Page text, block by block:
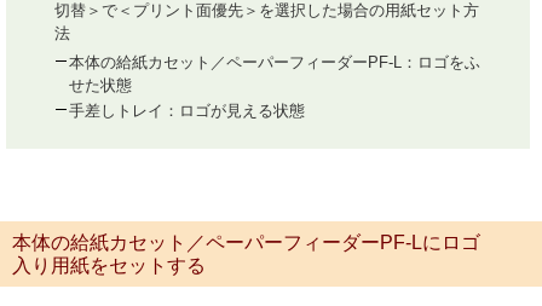
切替＞で＜プリント面優先＞を選択した場合の用紙セット方
法
本体の給紙カセット／ペーパーフィーダーPF-L：ロゴをふ
せた状態
手差しトレイ：ロゴが見える状態
本体の給紙カセット／ペーパーフィーダーPF-Lにロゴ
入り用紙をセットする